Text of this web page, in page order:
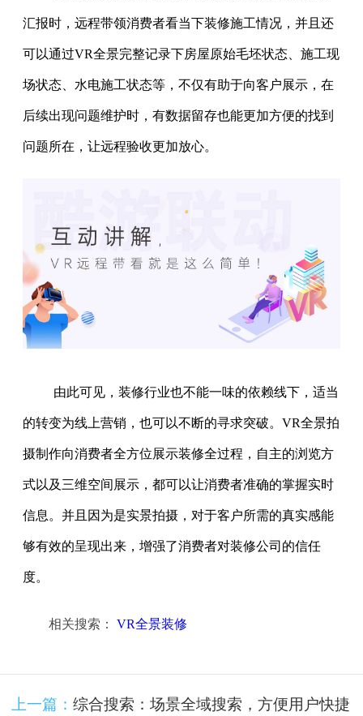
汇报时，远程带领消费者看当下装修施工情况，并且还
可以通过VR全景完整记录下房屋原始毛坯状态、施工现
场状态、水电施工状态等，不仅有助于向客户展示，在
后续出现问题维护时，有数据留存也能更加方便的找到
问题所在，让远程验收更加放心。
由此可见，装修行业也不能一味的依赖线下，适当
的转变为线上营销，也可以不断的寻求突破。VR全景拍
摄制作向消费者全方位展示装修全过程，自主的浏览方
式以及三维空间展示，都可以让消费者准确的掌握实时
信息。并且因为是实景拍摄，对于客户所需的真实感能
够有效的呈现出来，增强了消费者对装修公司的信任
度。
相关搜索： VR全景装修
上一篇： 综合搜索：场景全域搜索，方便用户快捷